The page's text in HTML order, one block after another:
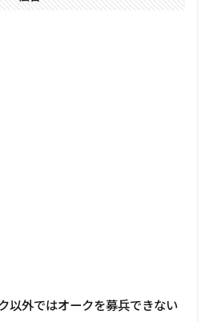
以外ではオークを募兵できない